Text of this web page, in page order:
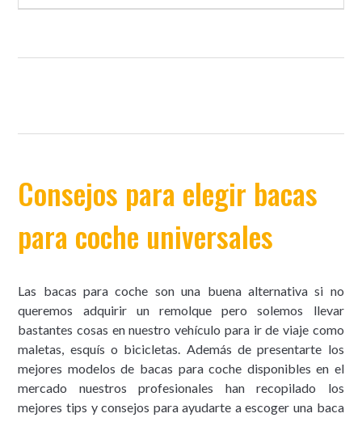
Consejos para elegir bacas
para coche universales
Las bacas para coche son una buena alternativa si no
queremos adquirir un remolque pero solemos llevar
bastantes cosas en nuestro vehículo para ir de viaje como
maletas, esquís o bicicletas. Además de presentarte los
mejores modelos de bacas para coche disponibles en el
mercado nuestros profesionales han recopilado los
mejores tips y consejos para ayudarte a escoger una baca